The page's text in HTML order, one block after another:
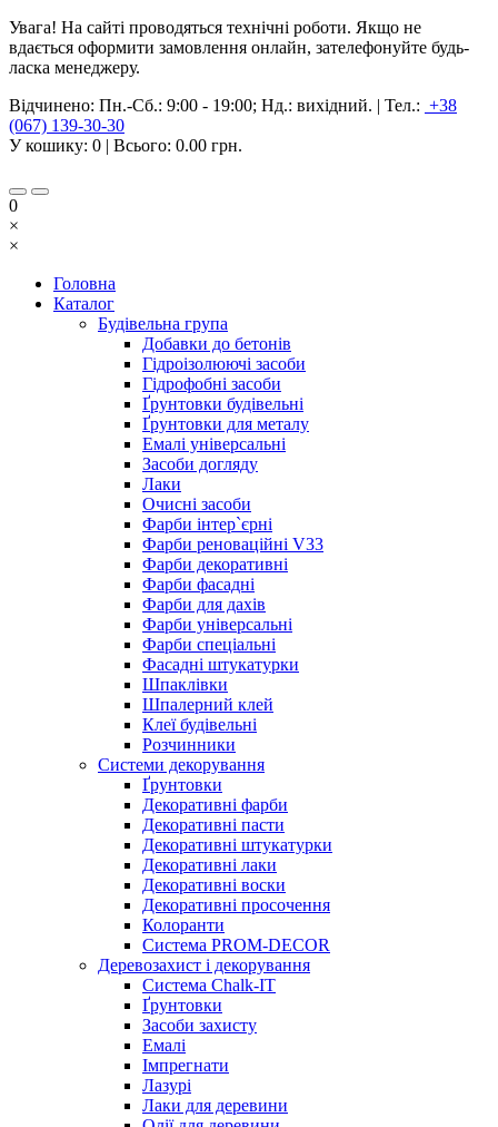
Увага! На сайті проводяться технічні роботи. Якщо не
вдається оформити замовлення онлайн, зателефонуйте будь-
ласка менеджеру.
Відчинено: Пн.-Сб.: 9:00 - 19:00; Нд.: вихідний. | Тел.: +38
(067) 139-30-30
У кошику: 0 | Всього: 0.00 грн.
0
×
×
Головна
Каталог
Будівельна група
Добавки до бетонів
Гідроізолюючі засоби
Гідрофобні засоби
Ґрунтовки будівельні
Ґрунтовки для металу
Емалі універсальні
Засоби догляду
Лаки
Очисні засоби
Фарби інтер`єрні
Фарби реноваційні V33
Фарби декоративні
Фарби фасадні
Фарби для дахів
Фарби універсальні
Фарби спеціальні
Фасадні штукатурки
Шпаклівки
Шпалерний клей
Клеї будівельні
Розчинники
Системи декорування
Ґрунтовки
Декоративні фарби
Декоративні пасти
Декоративні штукатурки
Декоративні лаки
Декоративні воски
Декоративні просочення
Колоранти
Система PROM-DECOR
Деревозахист і декорування
Система Chalk-IT
Ґрунтовки
Засоби захисту
Емалі
Імпрегнати
Лазурі
Лаки для деревини